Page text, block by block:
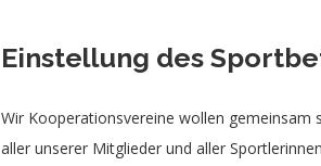
Einstellung des
Wir Kooperationsvereine wollen gemeinsam
aller unserer Mitglieder und aller